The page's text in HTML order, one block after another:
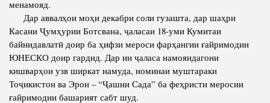
Competency
Biography
Books
Articles
Press Center
Struture of the Institute
Directors and Staff
History of Directors
менамояд.
Дар аввалҳои моҳи декабри соли гузашта, дар шаҳри
Касани Ҷумҳурии Ботсвана, ҷаласаи 18-уми Кумитаи
байнидавлатӣ доир ба ҳифзи мероси фарҳангии ғайримодии
ЮНЕСКО доир гардид. Дар ин ҷаласа намояндагони
кишварҳои узв ширкат намуда, номинаи муштараки
Тоҷикистон ва Эрон – “Ҷашни Сада” ба феҳристи меросии
ғайримодии башарият сабт шуд.